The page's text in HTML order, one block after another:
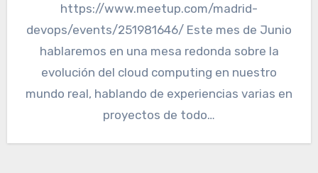
https://www.meetup.com/madrid-
devops/events/251981646/ Este mes de Junio
hablaremos en una mesa redonda sobre la
evolución del cloud computing en nuestro
mundo real, hablando de experiencias varias en
proyectos de todo…